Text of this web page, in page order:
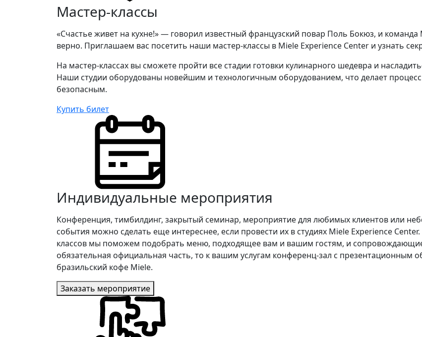
Мастер-классы
«Счастье живет на кухне!» — говорил известный французский повар Поль Бокюз, и команда
верно. Приглашаем вас посетить наши мастер-классы в Miele Experience Center и узнать
На мастер-классах вы сможете пройти все стадии готовки кулинарного шедевра и
Наши студии оборудованы новейшим и технологичным оборудованием, что делает
безопасным.
Купить билет
Индивидуальные мероприятия
Конференция, тимбилдинг, закрытый семинар, мероприятие для любимых клиентов или
события можно сделать еще интереснее, если провести их в студиях Miele Experience
классов мы поможем подобрать меню, подходящее вам и вашим гостям, и сопровождающие
обязательная официальная часть, то к вашим услугам конференц-зал с презентационным
бразильский кофе Miele.
Заказать мероприятие